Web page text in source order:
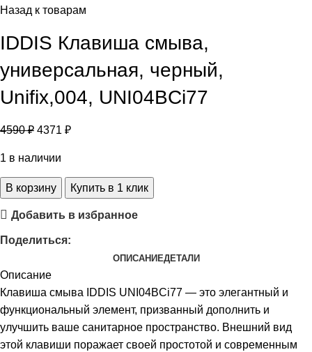
Назад к товарам
IDDIS Клавиша смыва,
универсальная, черный,
Unifix,004, UNI04BCi77
4590₽ 4371 ₽
1 в наличии
В корзину Купить в 1 клик
Добавить в избранное
Поделиться:
ОПИСАНИЕДЕТАЛИ
Описание
Клавиша смыва IDDIS UNI04BCi77 — это элегантный и
функциональный элемент, призванный дополнить и
улучшить ваше санитарное пространство. Внешний вид
этой клавиши поражает своей простотой и современным